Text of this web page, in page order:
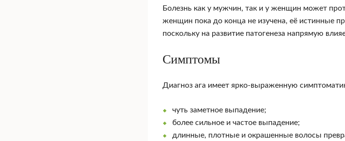
Болезнь как у мужчин, так и у женщин может
женщин пока до конца не изучена, её истинные
поскольку на развитие патогенеза напрямую
Симптомы
Диагноз ага имеет ярко-выраженную
чуть заметное выпадение;
более сильное и частое выпадение;
длинные, плотные и окрашенные волосы